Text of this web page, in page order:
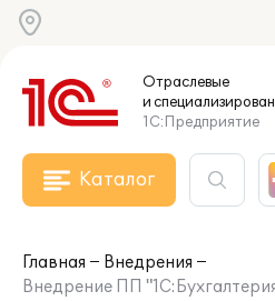
Отраслевые
и
1С:Предприятие
Каталог
Главная
Внедрения
Внедрение ПП